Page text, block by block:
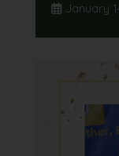
January